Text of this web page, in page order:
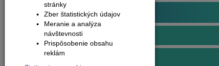
Obvodové lišty (soklové)
Lišty soklové MDF
Doplnky k MDF lištám
stránky
Zber štatistických údajov
Meranie a analýza
návštevnosti
Prispôsobenie obsahu
reklám